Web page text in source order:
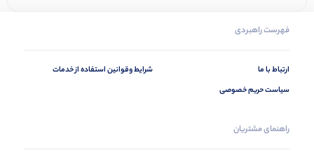
فهرست راهبردی
ارتباط با ما
سیاست حریم خصوصی
شرایط وقوانین استفاده از خدمات
راهنمای مشتریان